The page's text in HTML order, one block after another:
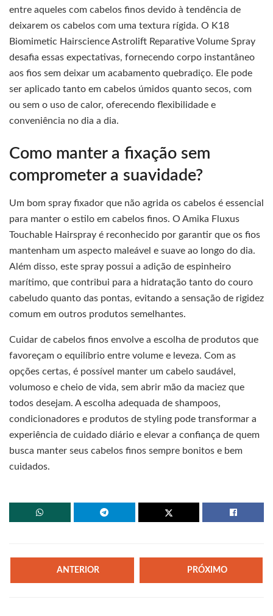
entre aqueles com cabelos finos devido à tendência de
deixarem os cabelos com uma textura rígida. O K18
Biomimetic Hairscience Astrolift Reparative Volume Spray
desafia essas expectativas, fornecendo corpo instantâneo
aos fios sem deixar um acabamento quebradiço. Ele pode
ser aplicado tanto em cabelos úmidos quanto secos, com
ou sem o uso de calor, oferecendo flexibilidade e
conveniência no dia a dia.
Como manter a fixação sem
comprometer a suavidade?
Um bom spray fixador que não agrida os cabelos é essencial
para manter o estilo em cabelos finos. O Amika Fluxus
Touchable Hairspray é reconhecido por garantir que os fios
mantenham um aspecto maleável e suave ao longo do dia.
Além disso, este spray possui a adição de espinheiro
marítimo, que contribui para a hidratação tanto do couro
cabeludo quanto das pontas, evitando a sensação de rigidez
comum em outros produtos semelhantes.
Cuidar de cabelos finos envolve a escolha de produtos que
favoreçam o equilíbrio entre volume e leveza. Com as
opções certas, é possível manter um cabelo saudável,
volumoso e cheio de vida, sem abrir mão da maciez que
todos desejam. A escolha adequada de shampoos,
condicionadores e produtos de styling pode transformar a
experiência de cuidado diário e elevar a confiança de quem
busca manter seus cabelos finos sempre bonitos e bem
cuidados.
ANTERIOR PRÓXIMO